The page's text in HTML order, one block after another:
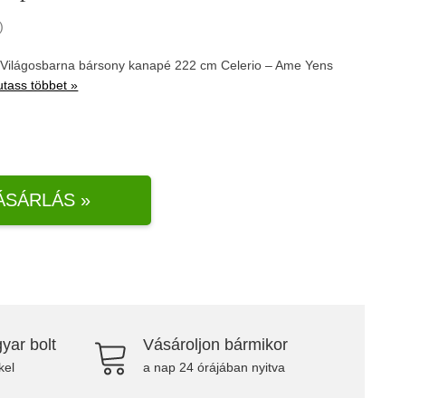
)
bársony kanapé 222 cm Celerio – Ame Yens
többet »
»
bolt Vásároljon bármikor
a nap 24 órájában nyitva